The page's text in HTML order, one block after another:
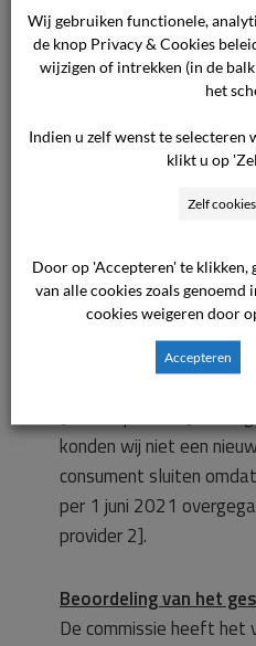
Wij ontvingen bericht
consument de
Consument heeft ons
maar wij hebben hem
annulering van [andere
ontvangen voor de
echter van [andere
een dergelijk bericht
overeenkomst
berekening van de
konden wij niet een
consument sluiten
per 1 juni 2021
provider 2].
Beoordeling van het
De commissie heeft het
Wij gebruiken functionele,
de knop Privacy & Cookies
wijzigen of intrekken (in de
het
Indien u zelf wenst te selecteren
klikt u op
Zelf
Door op 'Accepteren' te klikken,
van alle cookies zoals genoemd
cookies weigeren door
Accepteren